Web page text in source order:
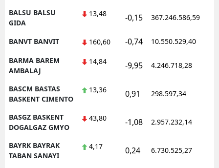
BALSU BALSU
GIDA
13,48 -0,15 367.246.586,59
BANVT BANVIT 160,60 -0,74 10.550.529,40
BARMA BAREM
AMBALAJ
14,84 -9,95 4.246.718,28
BASCM BASTAS
BASKENT CIMENTO
13,36 0,91 298.597,34
BASGZ BASKENT
DOGALGAZ GMYO
43,80 -1,08 2.957.232,14
BAYRK BAYRAK
TABAN SANAYI
4,17 0,24 6.730.525,27